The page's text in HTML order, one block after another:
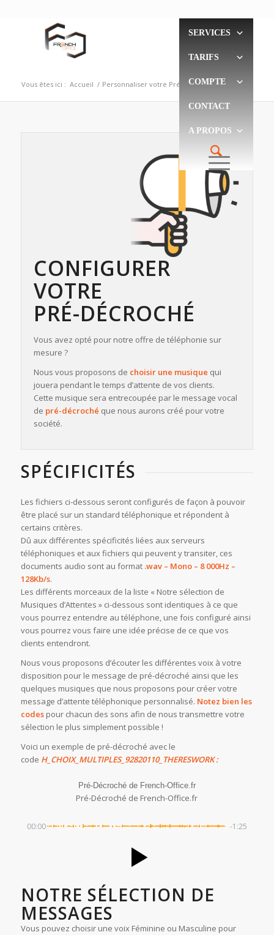
SERVICES
TARIFS
COMPTE
CONTACT
A PROPOS
Vous êtes ici : Accueil / Personnaliser votre Pré-Décroché
CONFIGURER
VOTRE
PRÉ-DÉCROCHÉ
Vous avez opté pour notre offre de téléphonie sur
mesure ?
Nous vous proposons de choisir une musique qui
jouera pendant le temps d’attente de vos clients.
Cette musique sera entrecoupée par le message vocal
de pré-décroché que nous aurons créé pour votre
société.
SPÉCIFICITÉS
Les fichiers ci-dessous seront configurés de façon à pouvoir
être placé sur un standard téléphonique et répondent à
certains critères.
Dû aux différentes spécificités liées aux serveurs
téléphoniques et aux fichiers qui peuvent y transiter, ces
documents audio sont au format .wav – Mono – 8 000Hz –
128Kb/s.
Les différents morceaux de la liste « Notre sélection de
Musiques d’Attentes » ci-dessous sont identiques à ce que
vous pourrez entendre au téléphone, une fois configuré ainsi
vous pourrez vous faire une idée précise de ce que vos
clients entendront.
Nous vous proposons d’écouter les différentes voix à votre
disposition pour le message de pré-décroché ainsi que les
quelques musiques que nous proposons pour créer votre
message d’attente téléphonique personnalisé. Notez bien les
codespour chacun des sons afin de nous transmettre votre
sélection le plus simplement possible !
Voici un exemple de pré-décroché avec le
code H_CHOIX_MULTIPLES_ 92820110_THERESWORK :
Pré-Décroché de French-Office.fr
Pré-Décroché de French-Office.fr
00:00 -1:25
NOTRE SÉLECTION DE
MESSAGES
Vous pouvez choisir une voix Féminine ou Masculine pour